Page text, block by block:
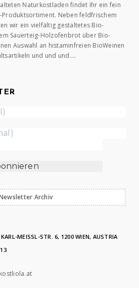
Naturkostladen findet Ihr ein fein
Produktsortiment. Neben feldfrischem
wir ein vielfältig gestaltetes Bio-
Sauerteig-Holzofenbrot über Bio-
Auswahl an histaminfreien BioWeinen
und und und….
Archiv
KARL-MEISSL-STR. 6, 1200 WIEN, AUSTRIA